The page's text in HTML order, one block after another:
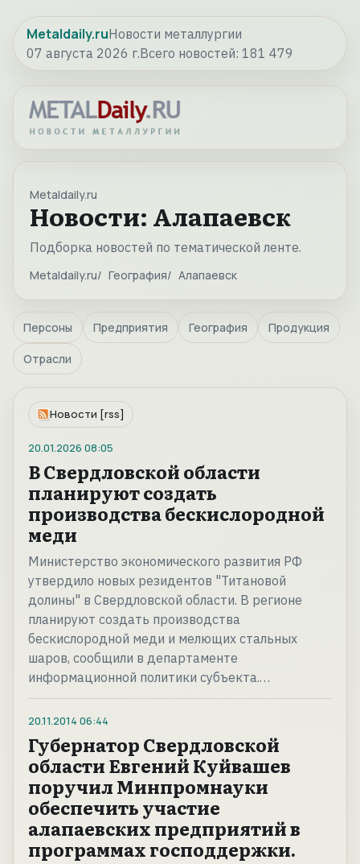
Metaldaily.ruНовости металлургии
07 августа 2026 г.Всего новостей: 181 479
Metaldaily.ru
Новости: Алапаевск
Подборка новостей по тематической ленте.
Metaldaily.ru География Алапаевск
Персоны Предприятия География Продукция
Отрасли
Новости [rss]
20.01.2026 08:05
В Свердловской области
планируют создать
производства бескислородной
меди
Министерство экономического развития РФ
утвердило новых резидентов "Титановой
долины" в Свердловской области. В регионе
планируют создать производства
бескислородной меди и мелющих стальных
шаров, сообщили в департаменте
информационной политики субъекта.…
20.11.2014 06:44
Губернатор Свердловской
области Евгений Куйвашев
поручил Минпромнауки
обеспечить участие
алапаевских предприятий в
программах господдержки.